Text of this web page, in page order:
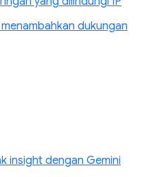
dukungan
insight dengan Gemini